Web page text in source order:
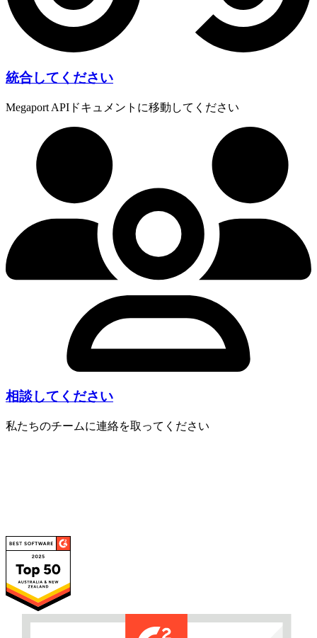
統合してください
Megaport APIドキュメントに移動してください
相談してください
私たちのチームに連絡を取ってください